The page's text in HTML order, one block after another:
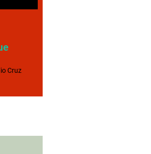
Cruz